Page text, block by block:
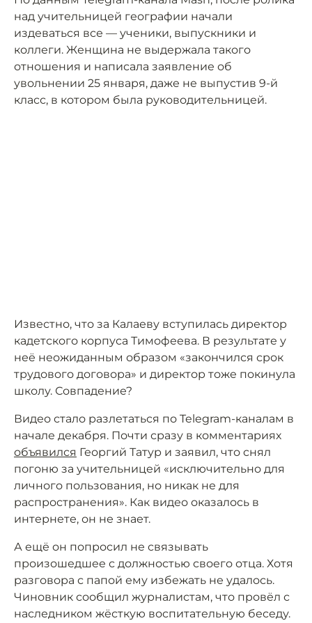
над учительницей географии начали
издеваться все — ученики, выпускники и
коллеги. Женщина не выдержала такого
отношения и написала заявление об
увольнении 25 января, даже не выпустив 9-й
класс, в котором была руководительницей.
Известно, что за Калаеву вступилась директор
кадетского корпуса Тимофеева. В результате у
неё неожиданным образом «закончился срок
трудового договора» и директор тоже покинула
школу. Совпадение?
Видео стало разлетаться по Telegram-каналам в
начале декабря. Почти сразу в комментариях
объявился Георгий Татур и заявил, что снял
погоню за учительницей «исключительно для
личного пользования, но никак не для
распространения». Как видео оказалось в
интернете, он не знает.
А ещё он попросил не связывать
произошедшее с должностью своего отца. Хотя
разговора с папой ему избежать не удалось.
Чиновник сообщил журналистам, что провёл с
наследником жёсткую воспитательную беседу.